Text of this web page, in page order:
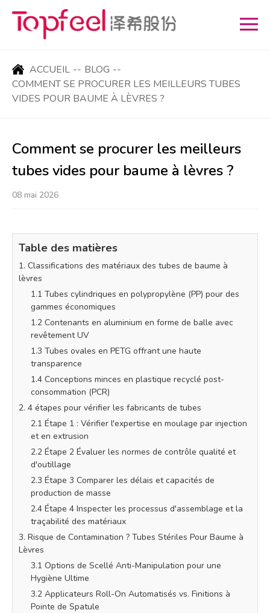
ACCUEIL -- BLOG --
COMMENT SE PROCURER LES MEILLEURS TUBES
VIDES POUR BAUME À LÈVRES ?
Comment se procurer les meilleurs
tubes vides pour baume à lèvres ?
08 mai 2026
Table des matières
1. Classifications des matériaux des tubes de baume à
lèvres
1.1 Tubes cylindriques en polypropylène (PP) pour des
gammes économiques
1.2 Contenants en aluminium en forme de balle avec
revêtement UV
1.3 Tubes ovales en PETG offrant une haute
transparence
1.4 Conceptions minces en plastique recyclé post-
consommation (PCR)
2. 4 étapes pour vérifier les fabricants de tubes
2.1 Étape 1 : Vérifier l'expertise en moulage par injection
et en extrusion
2.2 Étape 2 Évaluer les normes de contrôle qualité et
d'outillage
2.3 Étape 3 Comparer les délais et capacités de
production de masse
2.4 Étape 4 Inspecter les processus d'assemblage et la
traçabilité des matériaux
3. Risque de Contamination ? Tubes Stériles Pour Baume à
Lèvres
3.1 Options de Scellé Anti-Manipulation pour une
Hygiène Ultime
3.2 Applicateurs Roll-On Automatisés vs. Finitions à
Pointe de Spatule